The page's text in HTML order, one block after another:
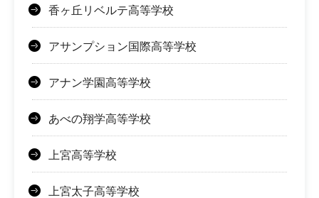
香ヶ丘リベルテ高等学校
アサンプション国際高等学校
アナン学園高等学校
あべの翔学高等学校
上宮高等学校
上宮太子高等学校